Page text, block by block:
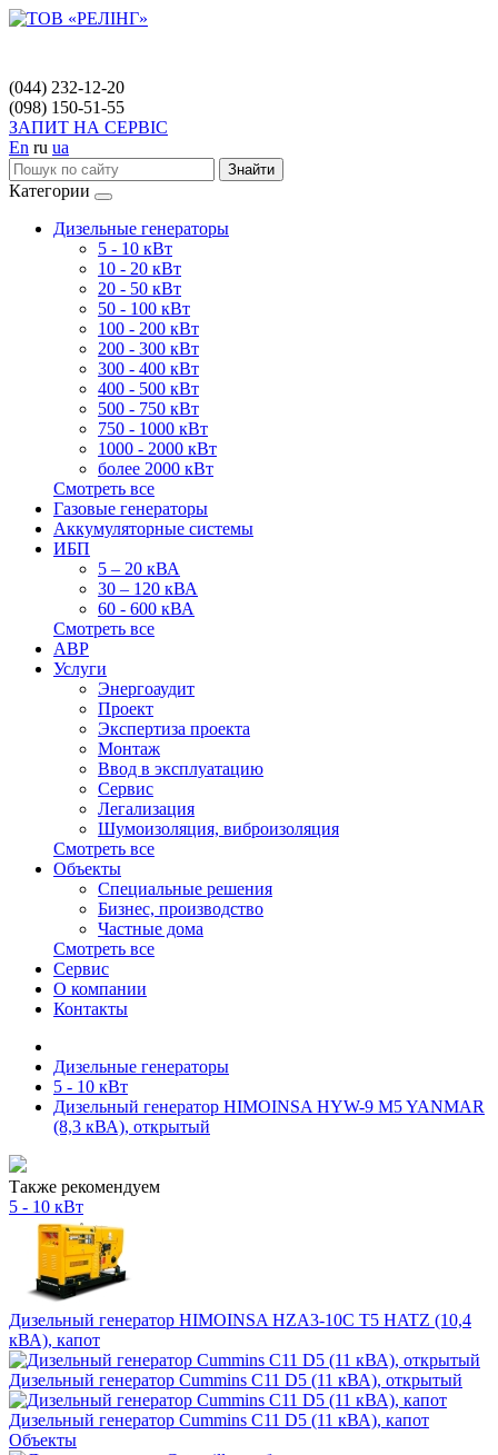
(044) 232-12-20
(098) 150-51-55
ЗАПИТ НА СЕРВІС
En ru ua
Знайти
Категории
Дизельные генераторы
5 - 10 кВт
10 - 20 кВт
20 - 50 кВт
50 - 100 кВт
100 - 200 кВт
200 - 300 кВт
300 - 400 кВт
400 - 500 кВт
500 - 750 кВт
750 - 1000 кВт
1000 - 2000 кВт
более 2000 кВт
Смотреть все
Газовые генераторы
Аккумуляторные системы
ИБП
5 – 20 кВА
30 – 120 кВА
60 - 600 кВА
Смотреть все
АВР
Услуги
Энергоаудит
Проект
Экспертиза проекта
Монтаж
Ввод в эксплуатацию
Сервис
Легализация
Шумоизоляция, виброизоляция
Смотреть все
Объекты
Специальные решения
Бизнес, производство
Частные дома
Смотреть все
Сервис
О компании
Контакты
Дизельные генераторы
5 - 10 кВт
Дизельный генератор HIMOINSA HYW-9 M5 YANMAR
(8,3 кВА), открытый
Также рекомендуем
5 - 10 кВт
Дизельный генератор HIMOINSA HZA3-10C T5 HATZ (10,4
кВА), капот
Дизельный генератор Cummins C11 D5 (11 кВА), открытый
Дизельный генератор Cummins C11 D5 (11 кВА), капот
Объекты